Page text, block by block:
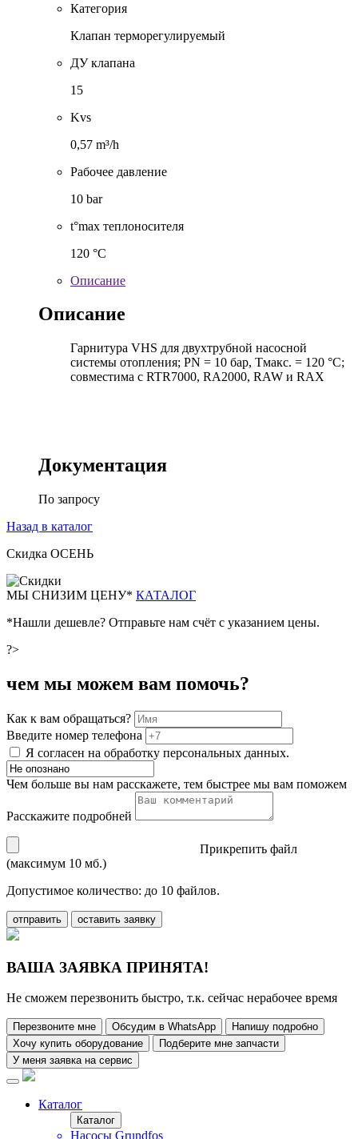
Категория
Клапан терморегулируемый
ДУ клапана
15
Kvs
0,57 m³/h
Рабочее давление
10 bar
t°max теплоносителя
120 °C
Описание
Описание
Гарнитура VHS для двухтрубной насосной
системы отопления; PN = 10 бар, Тмакс. = 120 °С;
совместима с RTR7000, RA2000, RAW и RAX
Документация
По запросу
Назад в каталог
Скидка ОСЕНЬ
МЫ СНИЗИМ ЦЕНУ* КАТАЛОГ
*Нашли дешевле? Отправьте нам счёт с указанием цены.
?>
чем мы можем вам помочь?
Как к вам обращаться?
Введите номер телефона
Я согласен на обработку персональных данных.
Чем больше вы нам расскажете, тем быстрее мы вам поможем
Расскажите подробней
Прикрепить файл
(максимум 10 мб.)
Допустимое количество: до 10 файлов.
отправить оставить заявку
ВАША ЗАЯВКА ПРИНЯТА!
Не сможем перезвонить быстро, т.к. сейчас нерабочее время
Перезвоните мне Обсудим в WhatsApp
Напишу подробно
Хочу купить оборудование
Подберите мне запчасти
У меня заявка на сервис
Каталог
Каталог
Насосы Grundfos